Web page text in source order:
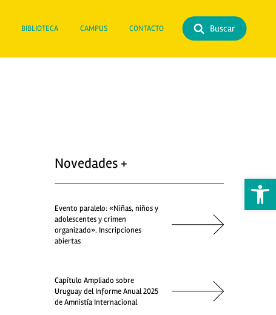
Abrir
BIBLIOTECA CAMPUS CONTACTO Buscar
Novedades +
Evento paralelo: «Niñas, niños y
adolescentes y crimen
organizado». Inscripciones
abiertas
Capítulo Ampliado sobre
Uruguay del Informe Anual 2025
de Amnistía Internacional